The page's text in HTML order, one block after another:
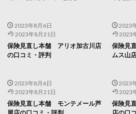
2023年8月6日
2023年8月21日
保険見直し本舗 アリオ加古川店
の口コミ・評判
2023
2023
保険見
ムス山
2023年8月6日
2023年8月21日
保険見直し本舗 モンテメール芦
2023
2023
保険見